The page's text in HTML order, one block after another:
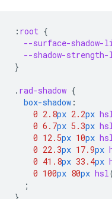
: root {
--surface-shadow-
--shadow-
}
. rad-shadow {
box-shadow :
0 2.8px 2.2px hsl
0 6.7px 5.3px hsl
0 12.5px 10px hsl
0 22.3px 17.9px
0 41.8px 33.4px
0 100px 80px hsl
;